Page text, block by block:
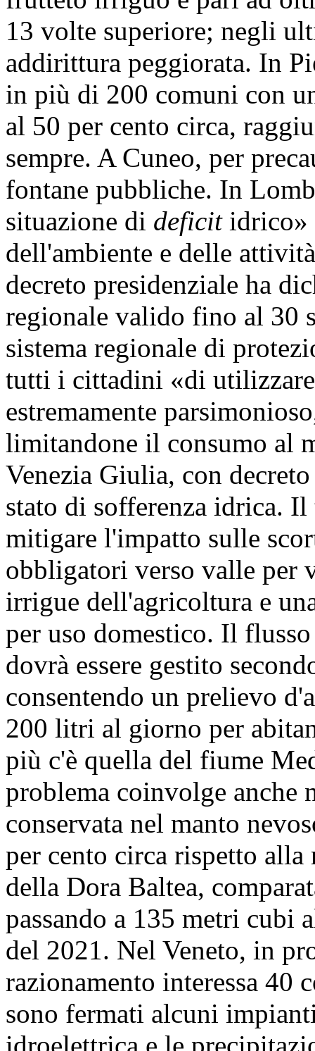
13 volte superiore; negli
addirittura peggiorata. In
in più di 200 comuni con
al 50 per cento circa,
sempre. A Cuneo, per
fontane pubbliche. In
situazione di deficitidrico»
dell'ambiente e delle
decreto presidenziale ha
regionale valido fino al 30
sistema regionale di
tutti i cittadini «di
estremamente
limitandone il consumo al
Venezia Giulia, con
stato di sofferenza idrica.
mitigare l'impatto sulle
obbligatori verso valle per
irrigue dell'agricoltura e
per uso domestico. Il
dovrà essere gestito
consentendo un prelievo
200 litri al giorno per
più c'è quella del fiume
problema coinvolge anche
conservata nel manto
per cento circa rispetto alla
della Dora Baltea,
passando a 135 metri cubi
del 2021. Nel Veneto, in
razionamento interessa 40
sono fermati alcuni
idroelettrica e le